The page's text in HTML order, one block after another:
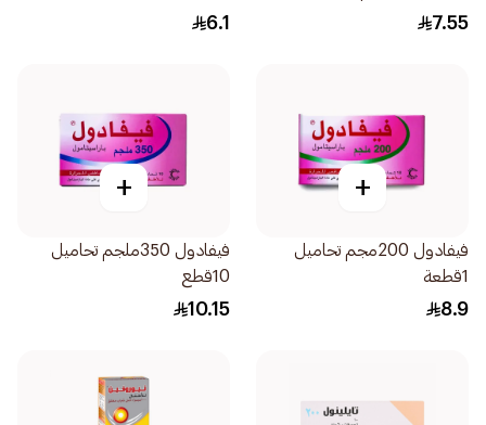
7.55
6.1
+
فيفادول 200مجم تحاميل
1قطعة
8.9
+
فيفادول 350ملجم تحاميل
10قطع
10.15